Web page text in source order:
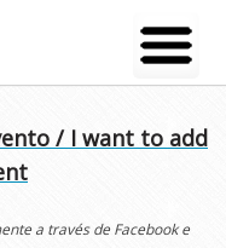
/ I want to add
a través de Facebook e